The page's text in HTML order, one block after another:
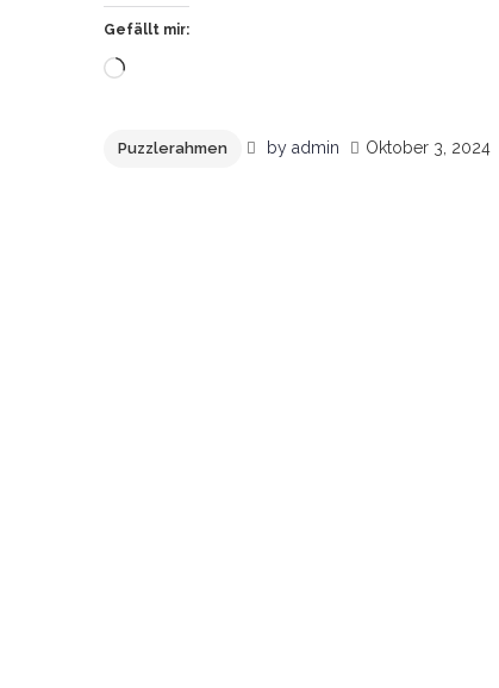
Gefällt mir:
Wird
Puzzlerahmen by admin Oktober 3, 2024